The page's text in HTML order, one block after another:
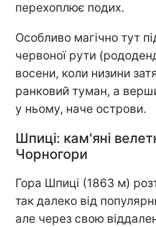
перехоплює подих.
Особливо магічно тут
червоної рути
восени, коли низини
ранковий туман, а
у ньому, наче острови.
Шпиці: кам'яні
Чорногори
Гора Шпиці (1863 м)
так далеко від
але через свою